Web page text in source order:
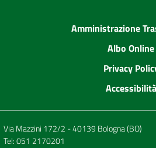
Amministrazione
Albo Online
Privacy
Accessibilità
Via Mazzini 172/2 - 40139 Bologna (BO)
Tel:051 2170201